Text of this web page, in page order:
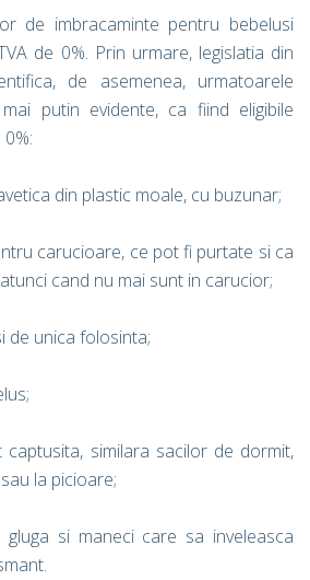
de imbracaminte pentru bebelusi
de 0%. Prin urmare, legislatia din
de asemenea, urmatoarele
putin evidente, ca fiind eligibile
din plastic moale, cu buzunar;
carucioare, ce pot fi purtate si ca
cand nu mai sunt in carucior;
de unica folosinta;
captusita, similara sacilor de dormit,
la picioare;
si maneci care sa inveleasca